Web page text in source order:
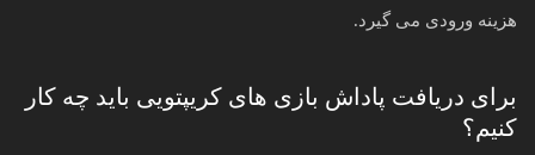
هزینه ورودی می گیرد.
برای دریافت پاداش بازی های کریپتویی باید چه کار
کنیم؟